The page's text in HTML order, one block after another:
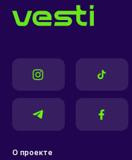
О проекте